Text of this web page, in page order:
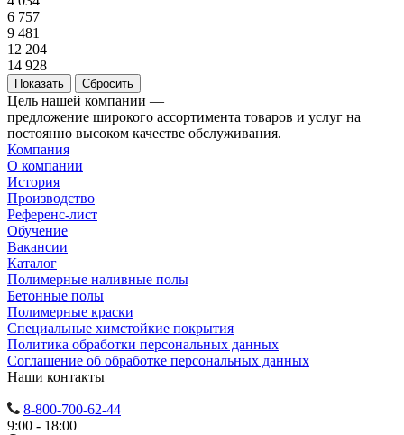
6 757
9 481
12 204
14 928
Сбросить
Цель нашей компании —
предложение широкого ассортимента товаров и услуг на
постоянно высоком качестве обслуживания.
Компания
О компании
История
Производство
Референс-лист
Обучение
Вакансии
Каталог
Полимерные наливные полы
Бетонные полы
Полимерные краски
Специальные химстойкие покрытия
Политика обработки персональных данных
Cоглашение об обработке персональных данных
Наши контакты
8-800-700-62-44
9:00 - 18:00